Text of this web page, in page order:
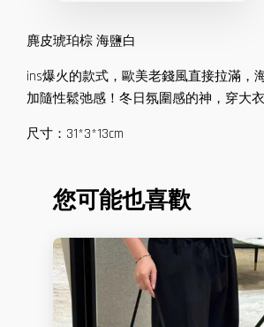
麂皮琥珀棕 海鹽白
ins爆火的款式，歐美老錢風直接拉滿，
加隨性鬆弛感！冬日氛圍感的神，穿大
尺寸：31*3*13cm
您可能也喜歡